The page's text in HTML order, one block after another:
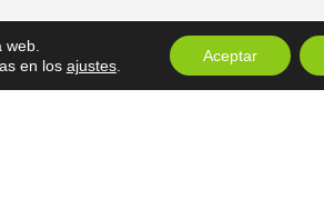
en los ajustes.
Aceptar